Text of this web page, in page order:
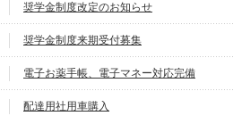
奨学金制度改定のお知らせ
奨学金制度来期受付募集
電子お薬手帳、電子マネー対応完備
配達用社用車購入